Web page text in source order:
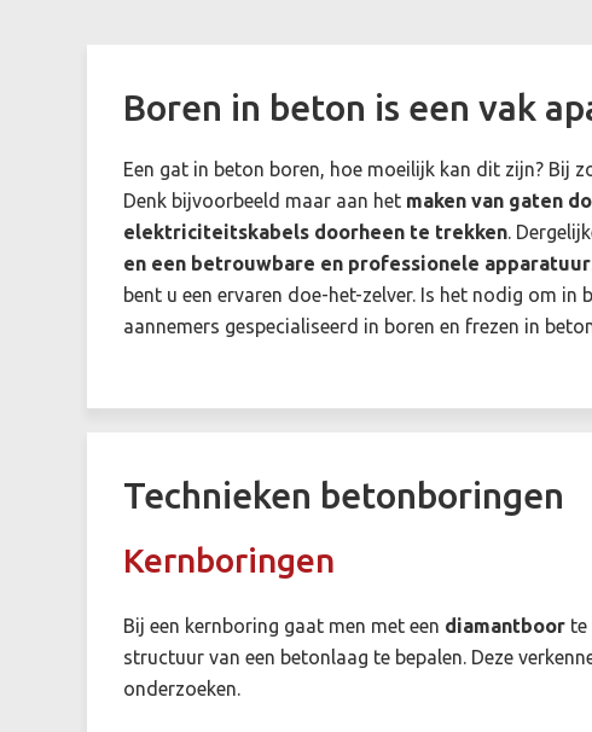
Boren in beton is een vak
Een gat in beton boren, hoe moeilijk kan dit zijn? Bij
Denk bijvoorbeeld maar aan het maken van gaten
elektriciteitskabels doorheen te trekken.
en een betrouwbare en professionele apparatuur
bent u een ervaren doe-het-zelver. Is het nodig om
aannemers gespecialiseerd in boren en frezen in
Technieken betonboringen
Kernboringen
Bij een kernboring gaat men met een diamantboor te
structuur van een betonlaag te bepalen. Deze
onderzoeken.